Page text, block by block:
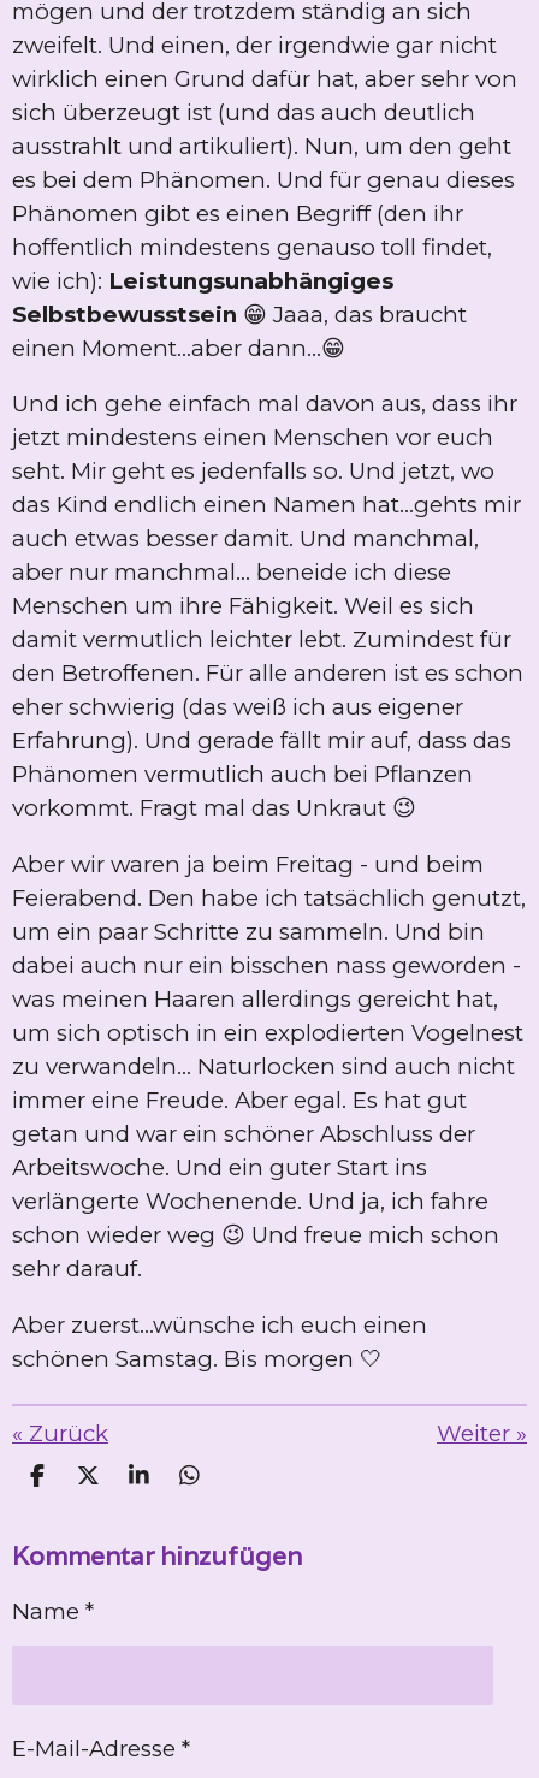
mögen und der trotzdem ständig an sich
zweifelt. Und einen, der irgendwie gar nicht
wirklich einen Grund dafür hat, aber sehr von
sich überzeugt ist (und das auch deutlich
ausstrahlt und artikuliert). Nun, um den geht
es bei dem Phänomen. Und für genau dieses
Phänomen gibt es einen Begriff (den ihr
hoffentlich mindestens genauso toll findet,
wie ich): Leistungsunabhängiges
Selbstbewusstsein 😁 Jaaa, das braucht
einen Moment...aber dann...😁
Und ich gehe einfach mal davon aus, dass ihr
jetzt mindestens einen Menschen vor euch
seht. Mir geht es jedenfalls so. Und jetzt, wo
das Kind endlich einen Namen hat...gehts mir
auch etwas besser damit. Und manchmal,
aber nur manchmal... beneide ich diese
Menschen um ihre Fähigkeit. Weil es sich
damit vermutlich leichter lebt. Zumindest für
den Betroffenen. Für alle anderen ist es schon
eher schwierig (das weiß ich aus eigener
Erfahrung). Und gerade fällt mir auf, dass das
Phänomen vermutlich auch bei Pflanzen
vorkommt. Fragt mal das Unkraut 😉
Aber wir waren ja beim Freitag - und beim
Feierabend. Den habe ich tatsächlich genutzt,
um ein paar Schritte zu sammeln. Und bin
dabei auch nur ein bisschen nass geworden -
was meinen Haaren allerdings gereicht hat,
um sich optisch in ein explodierten Vogelnest
zu verwandeln... Naturlocken sind auch nicht
immer eine Freude. Aber egal. Es hat gut
getan und war ein schöner Abschluss der
Arbeitswoche. Und ein guter Start ins
verlängerte Wochenende. Und ja, ich fahre
schon wieder weg 😉 Und freue mich schon
sehr darauf.
Aber zuerst...wünsche ich euch einen
schönen Samstag. Bis morgen 🤍
« Zurück Weiter »
T
l
T
l
n
T
l
T
l
Kommentar hinzufügen
Name *
E-Mail-Adresse *